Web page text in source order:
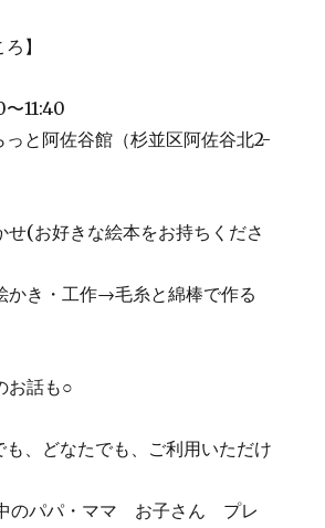
】
11:40
っと阿佐谷館（杉並区阿佐谷北2-
せ(お好きな絵本をお持ちくださ
かき・工作→毛糸と綿棒で作る
お話も○
、どなたでも、ご利用いただけ
のパパ・ママ お子さん プレ